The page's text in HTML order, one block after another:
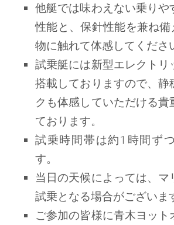
他艇では味わえない乗りや
性能と、保針性能を兼ね
物に触れて体感してくださ
試乗艇には新型エレクトリ
搭載しておりますので、静
クも体感していただける貴
ております。
試乗時間帯は約1時間ず
す。
当日の天候によっては、マ
試乗となる場合がございま
ご参加の皆様に青木ヨット